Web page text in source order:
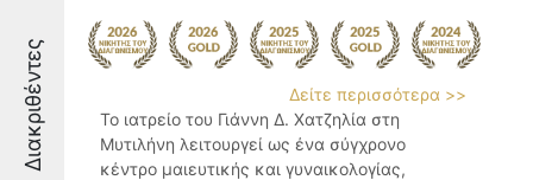
Διακριθέντες
Δείτε περισσότερα >>
Το ιατρείο του Γιάννη Δ. Χατζηλία στη
Μυτιλήνη λειτουργεί ως ένα σύγχρονο
κέντρο μαιευτικής και γυναικολογίας,